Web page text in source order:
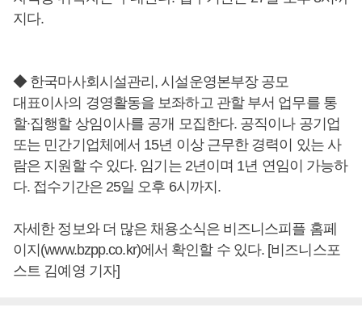
지다.
◆ 한국마사회시설관리, 시설운영본부장 공모
대표이사의 경영활동을 보좌하고 관할 부서 업무를 통
할∙집행할 상임이사를 공개 모집한다. 공직이나 공기업
또는 민간기업체에서 15년 이상 근무한 경력이 있는 사
람은 지원할 수 있다. 임기는 2년이며 1년 연임이 가능하
다. 접수기간은 25일 오후 6시까지.
자세한 정보와 더 많은 채용소식은 비즈니스피플 홈페
이지(www.bzpp.co.kr)에서 확인할 수 있다. [비즈니스포
스트 김예영 기자]